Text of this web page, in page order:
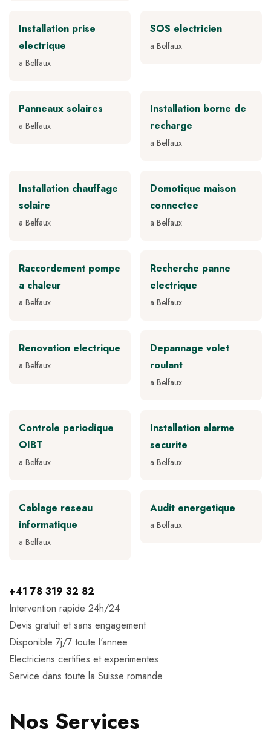
Installation prise
electrique
a Belfaux
SOS electricien
a Belfaux
Panneaux solaires
a Belfaux
Installation borne de
recharge
a Belfaux
Installation chauffage
solaire
a Belfaux
Domotique maison
connectee
a Belfaux
Raccordement pompe
a chaleur
a Belfaux
Recherche panne
electrique
a Belfaux
Renovation electrique
a Belfaux
Depannage volet
roulant
a Belfaux
Controle periodique
OIBT
a Belfaux
Installation alarme
securite
a Belfaux
Cablage reseau
informatique
a Belfaux
Audit energetique
a Belfaux
+41 78 319 32 82
Intervention rapide 24h/24
Devis gratuit et sans engagement
Disponible 7j/7 toute l'annee
Electriciens certifies et experimentes
Service dans toute la Suisse romande
Nos Services